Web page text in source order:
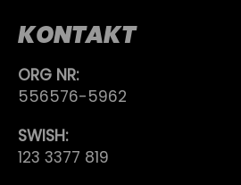
KONTAKT
ORG NR:
556576-5962
SWISH:
123 3377 819